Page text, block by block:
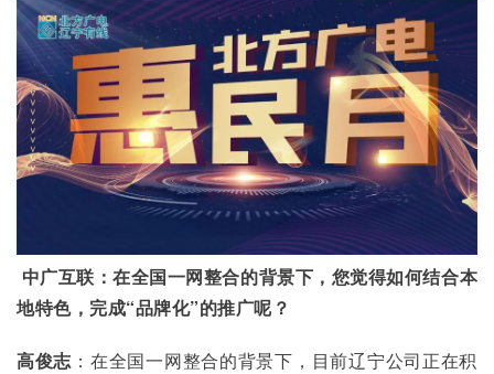
中广互联：在全国一网整合的背景下，您觉得如何结合本
地特色，完成“品牌化”的推广呢？
高俊志 ：在全国一网整合的背景下，目前辽宁公司正在积